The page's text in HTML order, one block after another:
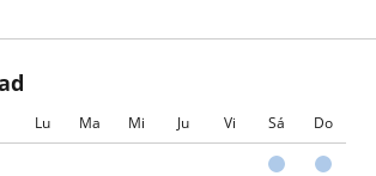
Lu Ma Mi Ju Vi Sá Do